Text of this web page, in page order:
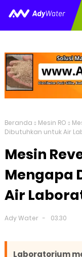
Beranda Mesin RO
Dibutuhkan untuk Air
Mesin
Mengapa
Air
Ady Water 03.30
Laboratorium